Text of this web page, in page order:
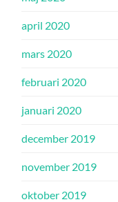
april 2020
mars 2020
februari 2020
januari 2020
december 2019
november 2019
oktober 2019